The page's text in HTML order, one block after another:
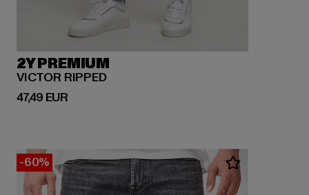
2Y PREMIUM
VICTOR RIPPED
47,49 EUR
Ajankohtainen hinta: 47,49 EUR
-60%